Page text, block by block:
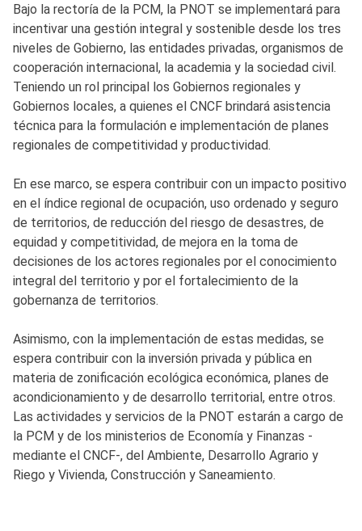
Bajo la rectoría de la PCM, la PNOT se implementará para
incentivar una gestión integral y sostenible desde los tres
niveles de Gobierno, las entidades privadas, organismos de
cooperación internacional, la academia y la sociedad civil.
Teniendo un rol principal los Gobiernos regionales y
Gobiernos locales, a quienes el CNCF brindará asistencia
técnica para la formulación e implementación de planes
regionales de competitividad y productividad.
En ese marco, se espera contribuir con un impacto positivo
en el índice regional de ocupación, uso ordenado y seguro
de territorios, de reducción del riesgo de desastres, de
equidad y competitividad, de mejora en la toma de
decisiones de los actores regionales por el conocimiento
integral del territorio y por el fortalecimiento de la
gobernanza de territorios.
Asimismo, con la implementación de estas medidas, se
espera contribuir con la inversión privada y pública en
materia de zonificación ecológica económica, planes de
acondicionamiento y de desarrollo territorial, entre otros.
Las actividades y servicios de la PNOT estarán a cargo de
la PCM y de los ministerios de Economía y Finanzas -
mediante el CNCF-, del Ambiente, Desarrollo Agrario y
Riego y Vivienda, Construcción y Saneamiento.